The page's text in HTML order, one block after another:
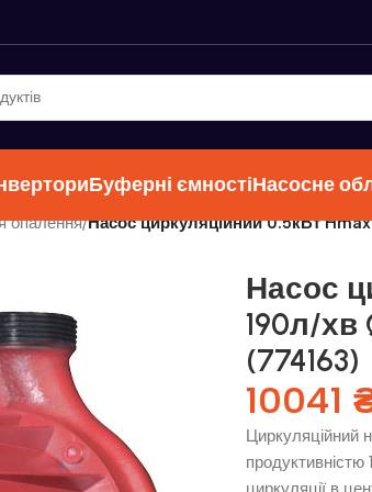
Буферні ємностіНасосне
опалення/Насос циркуляційний 0.5кВт
Насос
190л/хв
(774163)
10041
Циркуляційний